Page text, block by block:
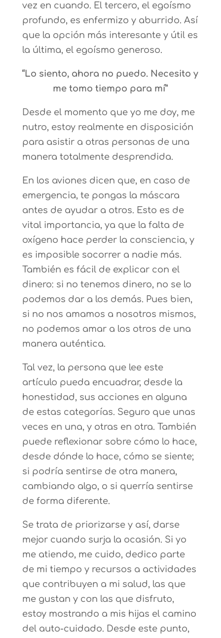
vez en cuando. El tercero, el egoísmo
profundo, es enfermizo y aburrido. Así
que la opción más interesante y útil es
la última, el egoísmo generoso.
“Lo siento, ahora no puedo. Necesito y
me tomo tiempo para mí”
Desde el momento que yo me doy, me
nutro, estoy realmente en disposición
para asistir a otras personas de una
manera totalmente desprendida.
En los aviones dicen que, en caso de
emergencia, te pongas la máscara
antes de ayudar a otros. Esto es de
vital importancia, ya que la falta de
oxígeno hace perder la consciencia, y
es imposible socorrer a nadie más.
También es fácil de explicar con el
dinero: si no tenemos dinero, no se lo
podemos dar a los demás. Pues bien,
si no nos amamos a nosotros mismos,
no podemos amar a los otros de una
manera auténtica.
Tal vez, la persona que lee este
artículo pueda encuadrar, desde la
honestidad, sus acciones en alguna
de estas categorías. Seguro que unas
veces en una, y otras en otra. También
puede reflexionar sobre cómo lo hace,
desde dónde lo hace, cómo se siente;
si podría sentirse de otra manera,
cambiando algo, o si querría sentirse
de forma diferente.
Se trata de priorizarse y así, darse
mejor cuando surja la ocasión. Si yo
me atiendo, me cuido, dedico parte
de mi tiempo y recursos a actividades
que contribuyen a mi salud, las que
me gustan y con las que disfruto,
estoy mostrando a mis hijas el camino
del auto-cuidado. Desde este punto,